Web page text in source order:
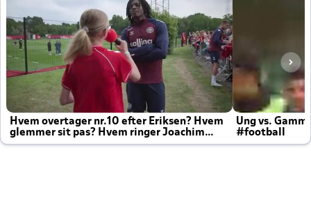
Hvem overtager nr.10 efter Eriksen? Hvem
glemmer sit pas? Hvem ringer Joachim
altid til efter kampe?
Ung vs.
#football